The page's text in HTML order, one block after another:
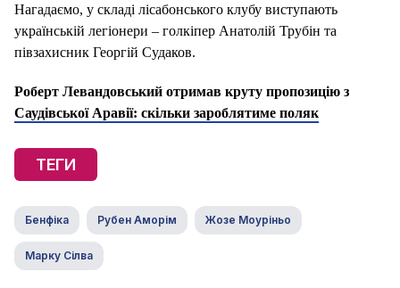
Нагадаємо, у складі лісабонського клубу виступають
українській легіонери – голкіпер Анатолій Трубін та
півзахисник Георгій Судаков.
Роберт Левандовський отримав круту пропозицію з
Саудівської Аравії: скільки зароблятиме поляк
ТЕГИ
Бенфіка Рубен Аморім Жозе Моуріньо
Марку Сілва